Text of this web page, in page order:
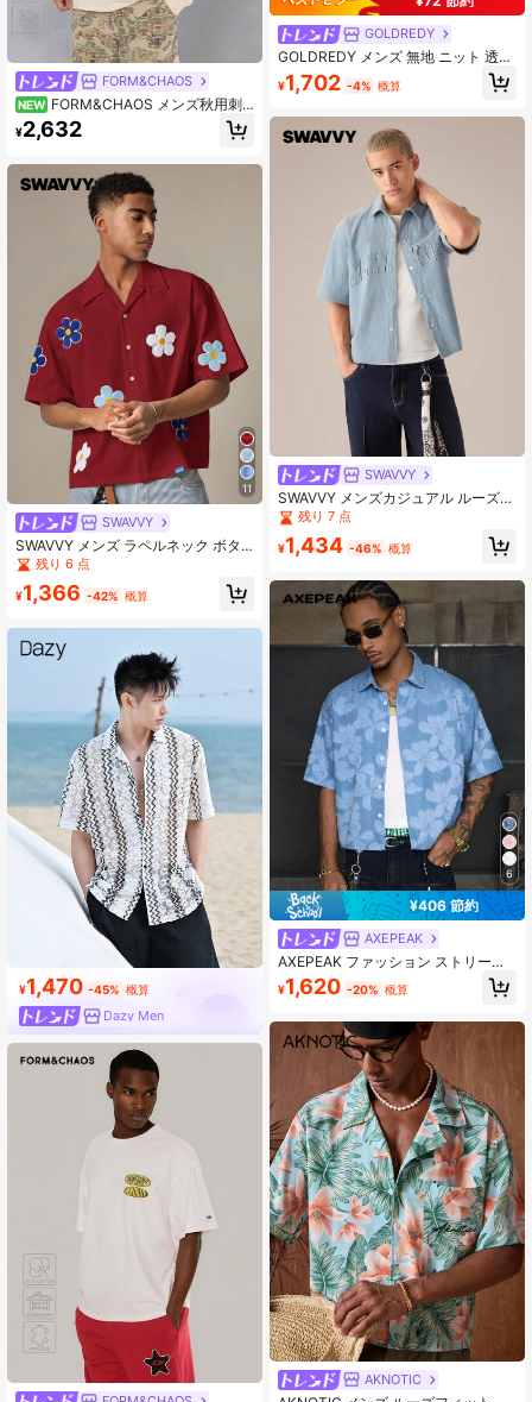
FORM&CHAOS
NEW FORM&CHAOS メンズ秋用刺
繍リブクルーネック長袖Tシャツ
¥2,632
11
SWAVVY
SWAVVY メンズ ラペルネック ボタ
ン前開き 半袖 馬柄シャツ、夏、スト
国正月 快適なカジュアル カップル
残り 6 点
¥1,366 -42% 概算
¥1,470 -45% 概算
Dazy Men
GOLDREDY
GOLDREDY メンズ 無地 ニット 透か
し編み ジャカード 半袖シャツ カジ
ュアル ファッション ミニマリストス
¥1,702 -4% 概算
SWAVVY
SWAVVY メンズカジュアル ルーズ
織り柄 刺繍 半袖シャツ、日常着、学
校
残り 7 点
¥1,434 -46% 概算
6
¥406 節約
AXEPEAK
AXEPEAK ファッション ストリート
ウェア インスピレーション ターンダ
ウンカラー ルーズフィット 半袖 ブ
¥1,620 -20% 概算
AKNOTIC